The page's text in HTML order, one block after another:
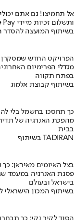
אל תחמיצו! גם אתם
יחסי הימור משופרים, הפקדות ב-Apple Pay ותשלום זכיות מיידי
בשיתוף המועצה להסדר
הפרויקט החדש
בפתח תקווה
בשיתוף קבוצת אלמוג
כך תחסכו בחשמל בלי
מהפכת האנרגיה של
בבית
בשיתוף TADIRAN
בצל האיומים מאיראן:
פסגת האנרגיה במעמד
בישראל ובעולם
בשיתוף המכון הישראלי